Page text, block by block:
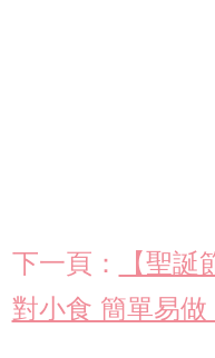
下一頁：
【聖
對小食 簡單易做